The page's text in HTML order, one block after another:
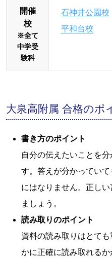
開催
校
※全て
中学受
験科
石神井公園校
平和台校
大泉高附属 合格のポ
書き方のポイント
自分の伝えたいことを
す。答えが分かってい
にはなりません。正し
ましょう。
読み取りのポイント
資料の読み取りはとて
かに正確に読み取れる